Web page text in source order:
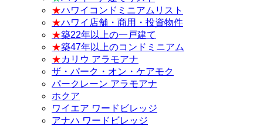
★ハワイコンドミニアムリスト
★ハワイ店舗・商用・投資物件
★築22年以上の一戸建て
★築47年以上のコンドミニアム
★カリウ アラモアナ
ザ・パーク・オン・ケアモク
パークレーン アラモアナ
ホクア
ワイエア ワードビレッジ
アナハ ワードビレッジ